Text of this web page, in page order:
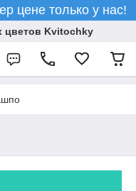
цене только у нас!
цветов Kvitochky